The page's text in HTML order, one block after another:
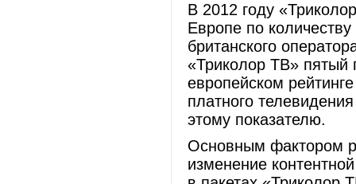
В 2012 году
Европе по
британского
«Триколор ТВ» пятый
европейском
платного
этому показателю.
Основным фактором
изменение